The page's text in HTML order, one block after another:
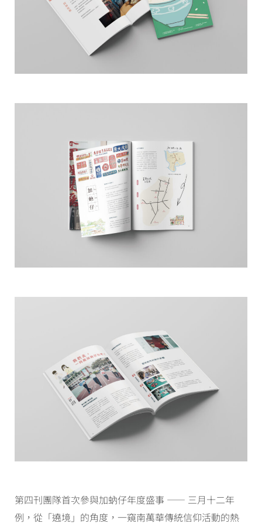
第四刊團隊首次參與加蚋仔年度盛事 —— 三月十二年
例，從「遶境」的角度，一窺南萬華傳統信仰活動的熱